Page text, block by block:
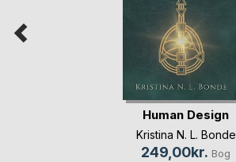
Human Design
Kristina N. L. Bonde
249,00kr. Bog